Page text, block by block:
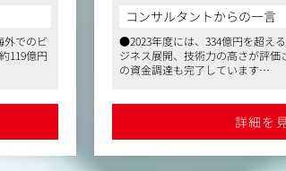
改善、
設計/
マネー
務
外でのビ
119億円
ECな
ション
ローバ
今回のポジションでは、グロ
ル特化の「ECコンサルティ
す。
最初は自らも現場でコンサル
ら、同社プロダクトの『EC
改善、マニュアルの改善、組
のオンボーディング設計/実
コンサルタントからの一言
●2023年度には、334億円を超え
ジネス展開、技術力の高さが評価
の資金調達も完了しています
●同社で展開しているインフルエ
どの多角的な事業それぞれに関わ
です。また海外のオフィスと連携
詳細を